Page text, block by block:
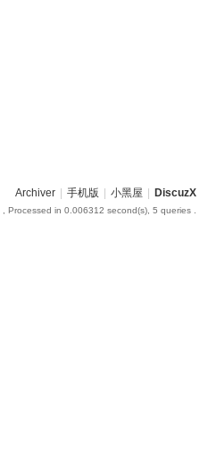
Archiver 手机版 小黑屋 DiscuzX
, Processed in 0.006312 second(s), 5 queries .